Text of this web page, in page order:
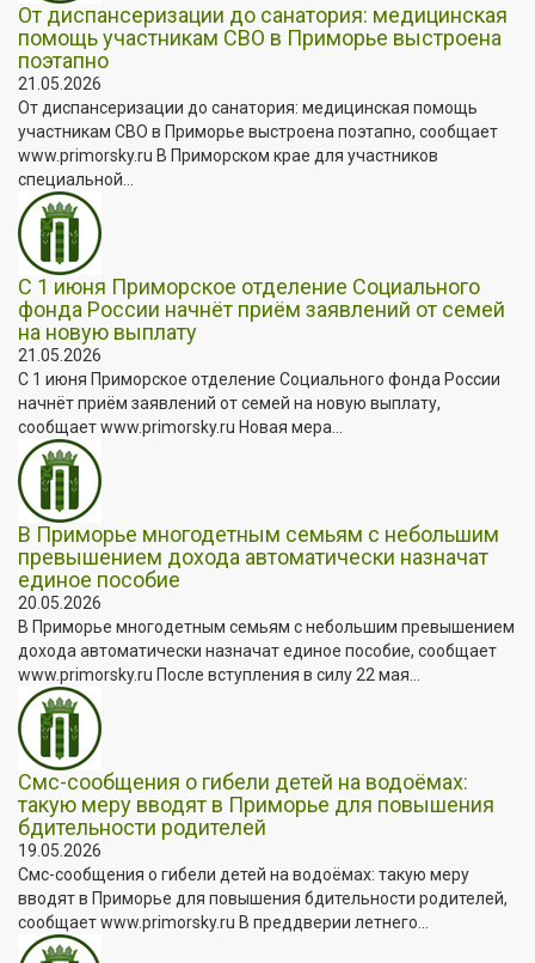
От диспансеризации до санатория: медицинская
помощь участникам СВО в Приморье выстроена
поэтапно
21.05.2026
От диспансеризации до санатория: медицинская помощь
участникам СВО в Приморье выстроена поэтапно, сообщает
www.primorsky.ru В Приморском крае для участников
специальной...
С 1 июня Приморское отделение Социального
фонда России начнёт приём заявлений от семей
на новую выплату
21.05.2026
С 1 июня Приморское отделение Социального фонда России
начнёт приём заявлений от семей на новую выплату,
сообщает www.primorsky.ru Новая мера...
В Приморье многодетным семьям с небольшим
превышением дохода автоматически назначат
единое пособие
20.05.2026
В Приморье многодетным семьям с небольшим превышением
дохода автоматически назначат единое пособие, сообщает
www.primorsky.ru После вступления в силу 22 мая...
Смс-сообщения о гибели детей на водоёмах:
такую меру вводят в Приморье для повышения
бдительности родителей
19.05.2026
Смс-сообщения о гибели детей на водоёмах: такую меру
вводят в Приморье для повышения бдительности родителей,
сообщает www.primorsky.ru В преддверии летнего...